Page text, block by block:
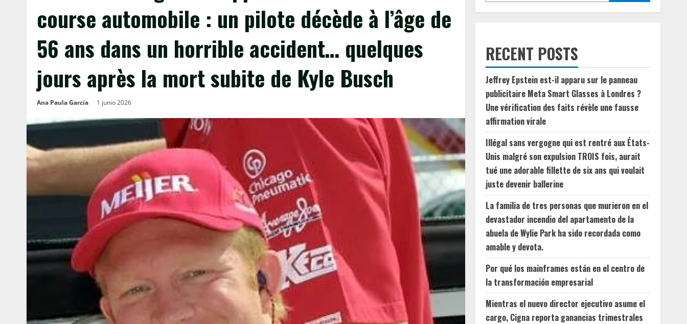
course automobile : un pilote décède à l’âge de
56 ans dans un horrible accident… quelques
jours après la mort subite de Kyle Busch
Ana Paula García 1 junio 2026
RECENT POSTS
Jeffrey Epstein est-il apparu sur le panneau
publicitaire Meta Smart Glasses à Londres ?
Une vérification des faits révèle une fausse
affirmation virale
Illégal sans vergogne qui est rentré aux États-
Unis malgré son expulsion TROIS fois, aurait
tué une adorable fillette de six ans qui voulait
juste devenir ballerine
La familia de tres personas que murieron en el
devastador incendio del apartamento de la
abuela de Wylie Park ha sido recordada como
amable y devota.
Por qué los mainframes están en el centro de
la transformación empresarial
Mientras el nuevo director ejecutivo asume el
cargo, Cigna reporta ganancias trimestrales